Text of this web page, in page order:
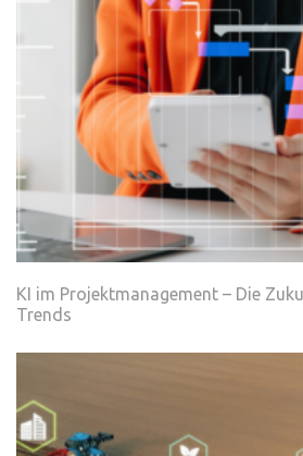
KI im Projektmanagement – Die
Trends